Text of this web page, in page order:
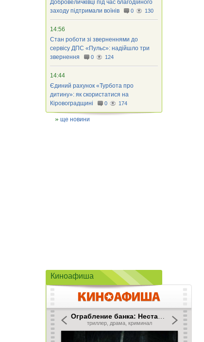
Добровеличківці під час благодійного
заходу підтримали воїнів
0 130
14:56
Стан роботи зі зверненнями до
сервісу ДПС «Пульс»: надійшло три
звернення
0 124
14:44
Єдиний рахунок «Турбота про
дитину»: як скористатися на
Кіровоградщині
0 174
ще новини
Киноафиша